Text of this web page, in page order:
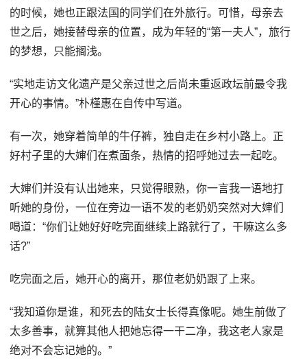
的时候，她也正跟法国的同学们在外旅行。可惜，母亲去
世之后，她接替母亲的位置，成为年轻的“第一夫人”，旅行
的梦想，只能搁浅。
“实地走访文化遗产是父亲过世之后尚未重返政坛前最令我
开心的事情。”朴槿惠在自传中写道。
有一次，她穿着简单的牛仔裤，独自走在乡村小路上。正
好村子里的大婶们在煮面条，热情的招呼她过去一起吃。
大婶们并没有认出她来，只觉得眼熟，你一言我一语地打
听她的身份，一位在旁边一语不发的老奶奶突然对大婶们
喝道：“你们让她好好吃完面继续上路就行了，干嘛这么多
话?”
吃完面之后，她开心的离开，那位老奶奶跟了上来。
“我知道你是谁，和死去的陆女士长得真像呢。她生前做了
太多善事，就算其他人把她忘得一干二净，我这老人家是
绝对不会忘记她的。”